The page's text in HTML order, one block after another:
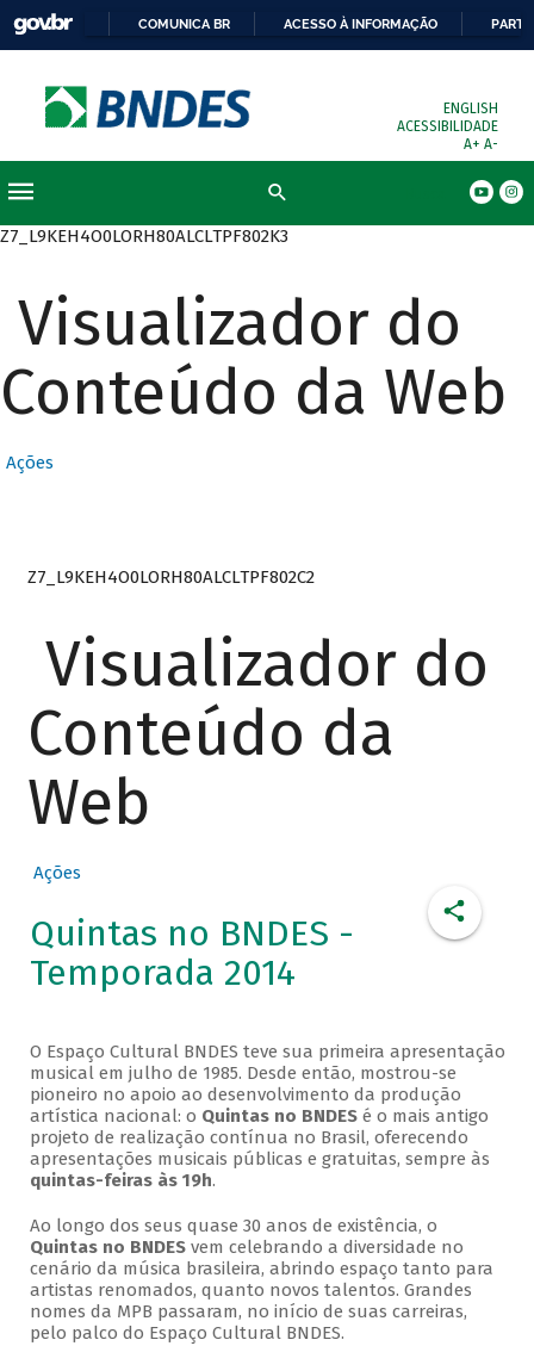
COMUNICA BR ACESSO À INFORMAÇÃO
ENGLISH
ACESSIBILIDADE
A+ A-
Z7_L9KEH4O0LORH80ALCLTPF802K3
Visualizador do
Conteúdo da Web
Ações
Z7_L9KEH4O0LORH80ALCLTPF802C2
Visualizador do
Conteúdo da
Web
Ações
Quintas no BNDES -
Temporada 2014
O Espaço Cultural BNDES teve sua primeira apresentação
musical em julho de 1985. Desde então, mostrou-se
pioneiro no apoio ao desenvolvimento da produção
artística nacional: o Quintas no BNDESé o mais antigo
projeto de realização contínua no Brasil, oferecendo
apresentações musicais públicas e gratuitas, sempre às
quintas-feiras às 19h.
Ao longo dos seus quase 30 anos de existência, o
Quintas no BNDESvem celebrando a diversidade no
cenário da música brasileira, abrindo espaço tanto para
artistas renomados, quanto novos talentos. Grandes
nomes da MPB passaram, no início de suas carreiras,
pelo palco do Espaço Cultural BNDES.